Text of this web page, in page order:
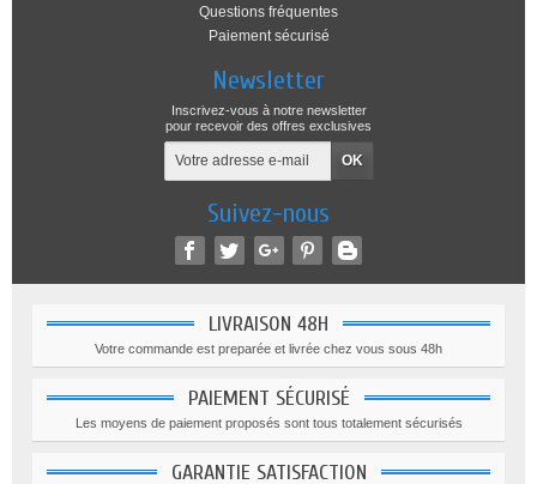
Questions fréquentes
Paiement sécurisé
Newsletter
Inscrivez-vous à notre newsletter
pour recevoir des offres exclusives
Suivez-nous
LIVRAISON 48H
Votre commande est preparée et livrée chez vous sous 48h
PAIEMENT SÉCURISÉ
Les moyens de paiement proposés sont tous totalement sécurisés
GARANTIE SATISFACTION